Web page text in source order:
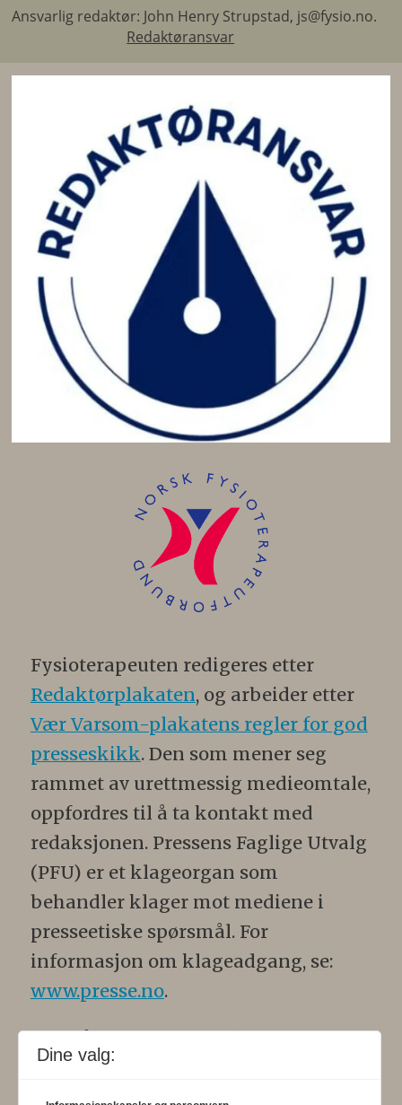
Ansvarlig redaktør: John Henry Strupstad, js@fysio.no.
Redaktøransvar
Fysioterapeuten redigeres etter
Redaktørplakaten, og arbeider etter
Vær Varsom-plakatens regler for god
presseskikk. Den som mener seg
rammet av urettmessig medieomtale,
oppfordres til å ta kontakt med
redaksjonen. Pressens Faglige Utvalg
(PFU) er et klageorgan som
behandler klager mot mediene i
presseetiske spørsmål. For
informasjon om klageadgang, se:
www.presse.no.
Formålsparagraf:Fysioterapeuten
skal gjennom en saklig og fri
informasjons- og opinionsformidling
Dine valg: